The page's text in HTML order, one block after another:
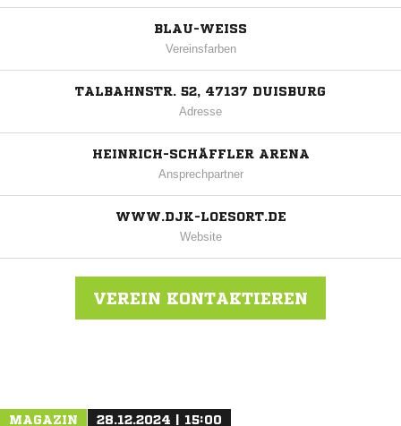
BLAU-WEISS
Vereinsfarben
TALBAHNSTR. 52, 47137 DUISBURG
Adresse
HEINRICH-SCHÄFFLER ARENA
Ansprechpartner
WWW.DJK-LOESORT.DE
Website
VEREIN KONTAKTIEREN
MAGAZIN 28.12.2024 | 15:00